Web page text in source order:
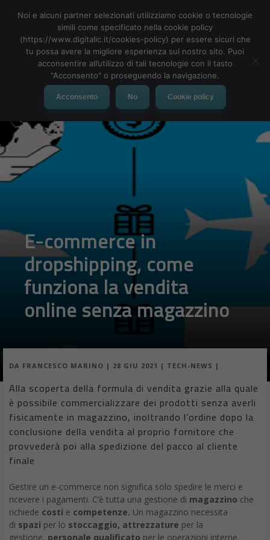
MENU
E-commerce in
dropshipping, come
funziona la vendita
online senza magazzino
DA FRANCESCO MARINO | 28 GIU 2021 | TECH-NEWS |
Alla scoperta della formula di vendita grazie alla quale
è possibile commercializzare dei prodotti senza averli
fisicamente in magazzino, inoltrando l’ordine dopo la
conclusione della vendita al proprio fornitore che
provvederà poi alla spedizione del pacco al cliente
finale
Gestire un e-commerce non significa solo spedire le merci e
ricevere i pagamenti. C’è tutta una gestione di magazzino che
richiede costi e competenze. Un magazzino necessita
di spazi per lo stoccaggio, attrezzature per la
gestione, personale qualificato per le operazioni interne.
Noi e alcuni partner selezionati utilizziamo cookie o tecnologie
simili come specificato nella cookie policy
(https://www.digitalic.it/cookies-policy) per essere sicuri che
tu possa avere la migliore esperienza sul nostro sito. Puoi
acconsentire all’utilizzo di tali tecnologie con il tasto
"Acconsento" o proseguendo la navigazione.
Acconsento No Cookie policy